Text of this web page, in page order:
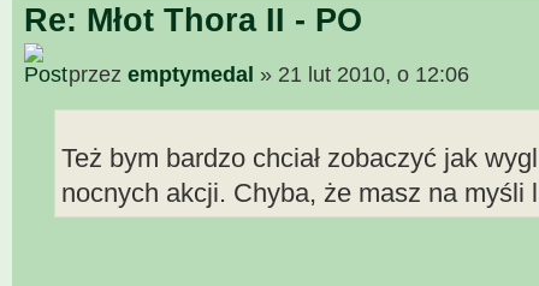
Re: Młot Thora II - PO
przez emptymedal » 21 lut 2010, o 12:06
Też bym bardzo chciał zobaczyć jak
nocnych akcji. Chyba, że masz na myśli